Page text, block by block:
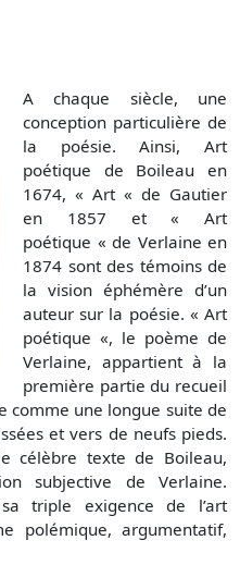
A chaque siècle, une
conception particulière de
la poésie. Ainsi, Art
poétique de Boileau en
1674, « Art « de Gautier
en 1857 et « Art
poétique « de Verlaine en
1874 sont des témoins de
la vision éphémère d’un
auteur sur la poésie. « Art
poétique «, le poème de
Verlaine, appartient à la
première partie du recueil
comme une longue suite de
et vers de neufs pieds.
célèbre texte de Boileau,
subjective de Verlaine.
triple exigence de l’art
polémique, argumentatif,